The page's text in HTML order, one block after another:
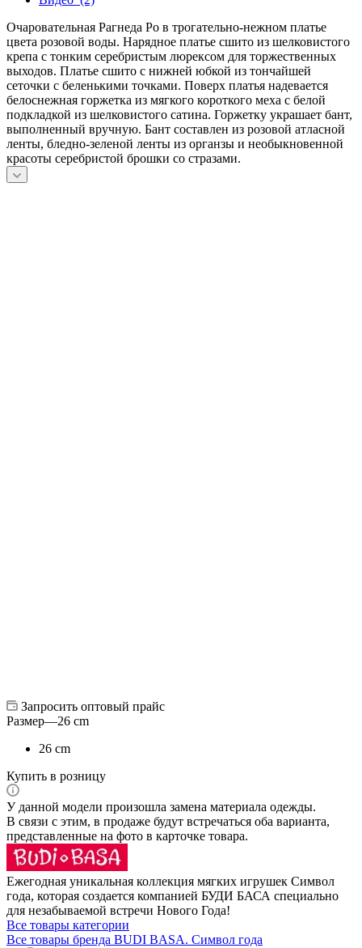
Очаровательная Рагнеда Ро в трогательно-нежном платье
цвета розовой воды. Нарядное платье сшито из шелковистого
крепа с тонким серебристым люрексом для торжественных
выходов. Платье сшито с нижней юбкой из тончайшей
сеточки с беленькими точками. Поверх платья надевается
белоснежная горжетка из мягкого короткого меха с белой
подкладкой из шелковистого сатина. Горжетку украшает бант,
выполненный вручную. Бант составлен из розовой атласной
ленты, бледно-зеленой ленты из органзы и необыкновенной
красоты серебристой брошки со стразами.
Запросить оптовый прайс
Размер—26 cm
26 cm
Купить в розницу
У данной модели произошла замена материала одежды.
В связи с этим, в продаже будут встречаться оба варианта,
представленные на фото в карточке товара.
Ежегодная уникальная коллекция мягких игрушек Символ
года, которая создается компанией БУДИ БАСА специально
для незабываемой встречи Нового Года!
Все товары категории
Все товары бренда BUDI BASA. Символ года